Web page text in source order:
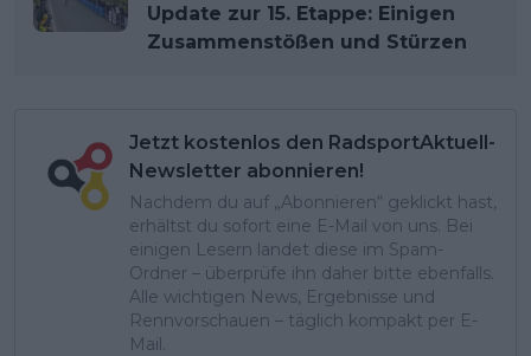
Update zur 15. Etappe: Einigen
Zusammenstößen und Stürzen
Jetzt kostenlos den RadsportAktuell-
Newsletter abonnieren!
Nachdem du auf „Abonnieren“ geklickt hast,
erhältst du sofort eine E-Mail von uns. Bei
einigen Lesern landet diese im Spam-
Ordner – überprüfe ihn daher bitte ebenfalls.
Alle wichtigen News, Ergebnisse und
Rennvorschauen – täglich kompakt per E-
Mail.